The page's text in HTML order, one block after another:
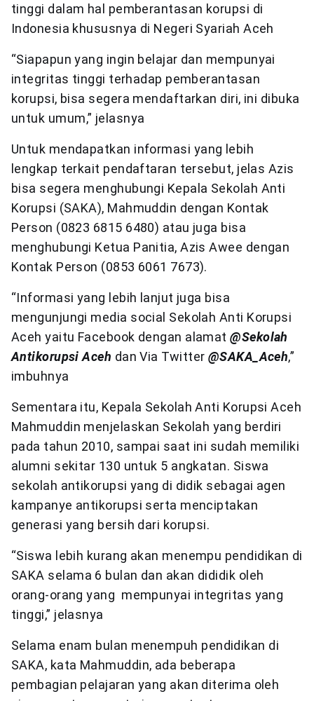
tinggi dalam hal pemberantasan korupsi di
Indonesia khususnya di Negeri Syariah Aceh
“Siapapun yang ingin belajar dan mempunyai
integritas tinggi terhadap pemberantasan
korupsi, bisa segera mendaftarkan diri, ini dibuka
untuk umum,” jelasnya
Untuk mendapatkan informasi yang lebih
lengkap terkait pendaftaran tersebut, jelas Azis
bisa segera menghubungi Kepala Sekolah Anti
Korupsi (SAKA), Mahmuddin dengan Kontak
Person (0823 6815 6480) atau juga bisa
menghubungi Ketua Panitia, Azis Awee dengan
Kontak Person (0853 6061 7673).
“Informasi yang lebih lanjut juga bisa
mengunjungi media social Sekolah Anti Korupsi
Aceh yaitu Facebook dengan alamat@Sekolah
Antikorupsi Aceh dan Via Twitter @SAKA_Aceh,”
imbuhnya
Sementara itu, Kepala Sekolah Anti Korupsi Aceh
Mahmuddin menjelaskan Sekolah yang berdiri
pada tahun 2010, sampai saat ini sudah memiliki
alumni sekitar 130 untuk 5 angkatan. Siswa
sekolah antikorupsi yang di didik sebagai agen
kampanye antikorupsi serta menciptakan
generasi yang bersih dari korupsi.
“Siswa lebih kurang akan menempu pendidikan di
SAKA selama 6 bulan dan akan dididik oleh
orang-orang yang mempunyai integritas yang
tinggi,” jelasnya
Selama enam bulan menempuh pendidikan di
SAKA, kata Mahmuddin, ada beberapa
pembagian pelajaran yang akan diterima oleh